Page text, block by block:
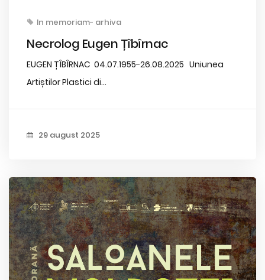
In memoriam- arhiva
Necrolog Eugen Țîbîrnac
EUGEN ȚÎBÎRNAC 04.07.1955-26.08.2025 Uniunea
Artiștilor Plastici di...
29 august 2025